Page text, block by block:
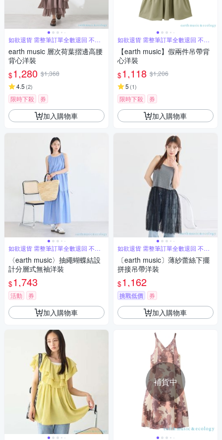
如欲退貨 需整筆訂單全數退回 不能
單退
earth music 層次荷葉摺邊高腰
背心洋裝
$1,280 $1,368
4.5 (2)
限時下殺 券
加入購物車
如欲退貨 需整筆訂單全數退回 不能
單退
〈earth music〉抽繩蝴蝶結設
計分層式無袖洋裝
$1,743
活動 券
加入購物車
如欲退貨 需整筆訂單全數退回 不能
單退
【earth music】假兩件吊帶背
心洋裝
$1,118 $1,206
5 (1)
限時下殺 券
加入購物車
如欲退貨 需整筆訂單全數退回 不能
單退
〔earth music〕薄紗蕾絲下擺
拼接吊帶洋裝
$1,162
挑戰低價 券
加入購物車
補貨中